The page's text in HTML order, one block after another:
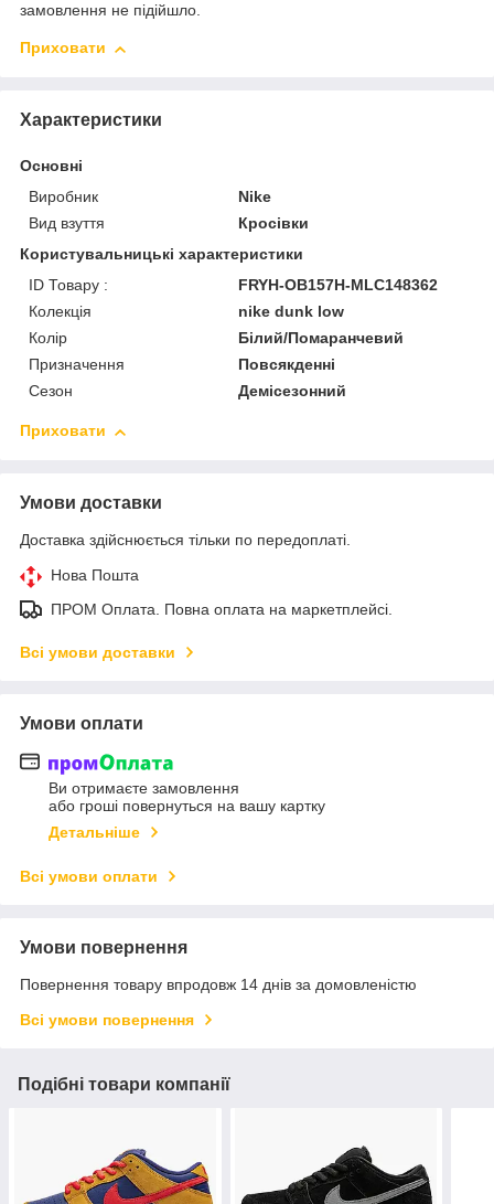
замовлення не підійшло.
Приховати
Характеристики
Основні
Виробник
Nike
Вид взуття
Кросівки
Користувальницькі характеристики
ID Товару :
FRYH-OB157H-MLC148362
Колекція
nike dunk low
Колір
Білий/Помаранчевий
Призначення
Повсякденні
Сезон
Демісезонний
Приховати
Умови доставки
Доставка здійснюється тільки по передоплаті.
Нова Пошта
ПРОМ Оплата. Повна оплата на маркетплейсі.
Всі умови доставки
Умови оплати
Ви отримаєте замовлення
або гроші повернуться на вашу картку
Детальніше
Всі умови оплати
Умови повернення
Повернення товару впродовж 14 днів за домовленістю
Всі умови повернення
Подібні товари компанії